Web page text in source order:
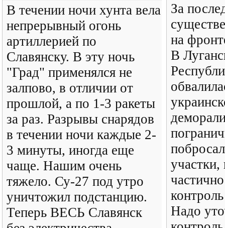
В течении ночи хунта вела
непрерывный огонь
артиллерией по
Славянску. В эту ночь
"Град" применялся не
залпово, в отличии от
прошлой, а по 1-3 ракеты
за раз. Разрывы снарядов
в течении ночи каждые 2-
3 минуты, иногда еще
чаще. Нашим очень
тяжело. Су-27 под утро
уничтожил подстанцию.
Теперь ВЕСЬ Славянск
За
на
В
Надо